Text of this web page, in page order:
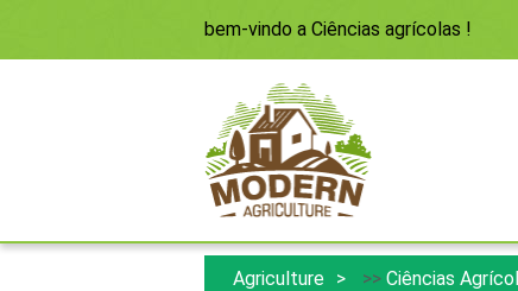
bem-vindo a Ciências agrícolas !
Agriculture >> Ciências